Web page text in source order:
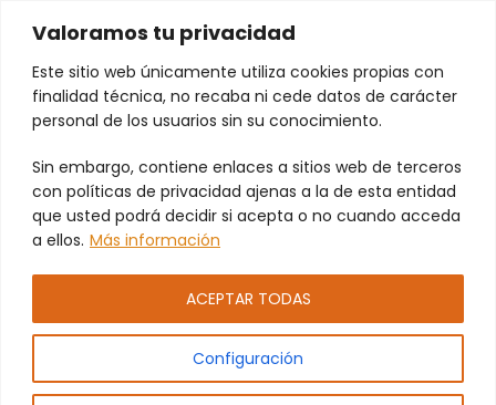
Valoramos tu privacidad
Este sitio web únicamente utiliza cookies propias con
finalidad técnica, no recaba ni cede datos de carácter
personal de los usuarios sin su conocimiento.
Sin embargo, contiene enlaces a sitios web de terceros
con políticas de privacidad ajenas a la de esta entidad
que usted podrá decidir si acepta o no cuando acceda
a ellos. Más información
Configuración
ACEPTAR TODAS
Programación y duplicados de
mandos para sistemas
automáticos en Picanya con
PAMEJ SL.